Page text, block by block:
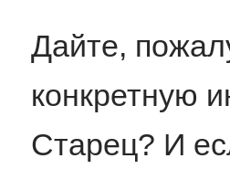
Дайте,
конкретную
Старец? И